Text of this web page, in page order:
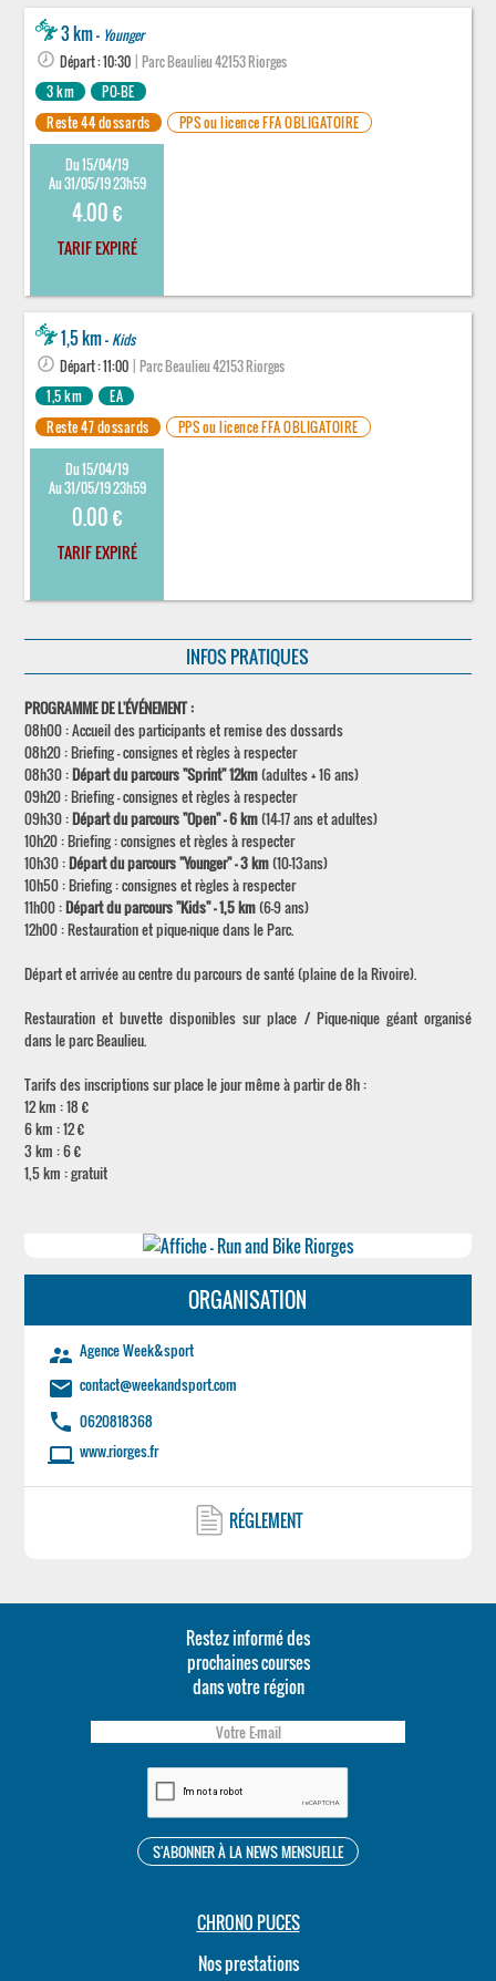
3 km - Younger
Départ : 10:30 | Parc Beaulieu 42153 Riorges
3 km
PO-BE
Reste 44 dossards
PPS ou licence FFA OBLIGATOIRE
Du 15/04/19
Au 31/05/19 23h59
4.00 €
TARIF EXPIRÉ
1,5 km - Kids
Départ : 11:00 | Parc Beaulieu 42153 Riorges
1,5 km
EA
Reste 47 dossards
PPS ou licence FFA OBLIGATOIRE
Du 15/04/19
Au 31/05/19 23h59
0.00 €
TARIF EXPIRÉ
INFOS PRATIQUES
PROGRAMME DE L'ÉVÉNEMENT :
08h00 : Accueil des participants et remise des dossards
08h20 : Briefing - consignes et règles à respecter
08h30 :Départ du parcours "Sprint" 12km(adultes + 16 ans)
09h20 : Briefing - consignes et règles à respecter
09h30 :Départ du parcours "Open" - 6 km(14-17 ans et adultes)
10h20 : Briefing : consignes et règles à respecter
10h30 :Départ du parcours "Younger" - 3 km(10-13ans)
10h50 : Briefing : consignes et règles à respecter
11h00 :Départ du parcours "Kids" - 1,5 km(6-9 ans)
12h00 : Restauration et pique-nique dans le Parc.
Départ et arrivée au centre du parcours de santé (plaine de la Rivoire).
Restauration et buvette disponibles sur place / Pique-nique géant organisé
dans le parc Beaulieu.
Tarifs des inscriptions sur place le jour même à partir de 8h :
12 km : 18 €
6 km : 12 €
3 km : 6 €
1,5 km : gratuit
ORGANISATION
supervisor_account Agence Week&sport
email contact@weekandsport.com
phone 0620818368
laptop www.riorges.fr
RÉGLEMENT
Restez informé des
prochaines courses
dans votre région
CHRONO PUCES
Nos prestations